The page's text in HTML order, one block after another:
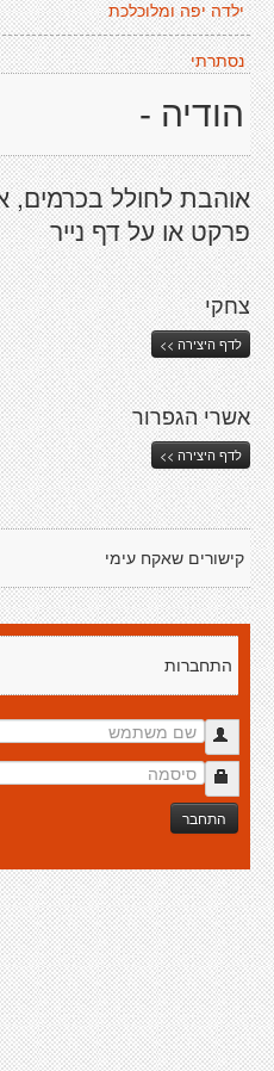
ילדה יפה ומלוכלכת
נסתרתי
הודיה -
אוהבת לחולל
פרקט או על דף נייר
צחקי
לדף היצירה >>
אשרי הגפרור
לדף היצירה >>
קישורים שאקח עימי
התחברות
התחבר